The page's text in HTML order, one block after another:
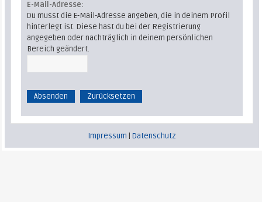
E-Mail-Adresse:
Du musst die E-Mail-Adresse angeben, die in deinem Profil
hinterlegt ist. Diese hast du bei der Registrierung
angegeben oder nachträglich in deinem persönlichen
Bereich geändert.
Impressum |Datenschutz